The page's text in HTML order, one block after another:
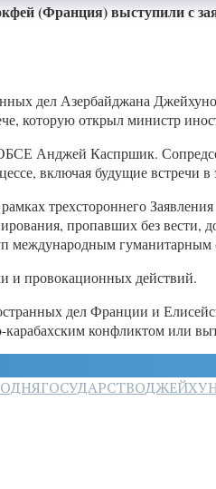
(Франция) выступили с
дел Азербайджана
которую открыл министр
Анджей Каспршик.
включая будущие встречи в
трехстороннего
пропавших без вести,
международным гуманитарным
и провокационных действий.
дел Франции и
конфликтом или
ГОСУДАРСТВО